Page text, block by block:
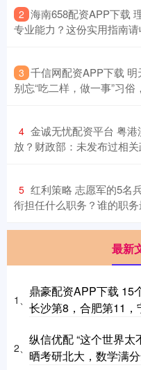
2 海南658配资APP下载
专业能力？这份实用指南
3 千信网配资APP下载 明
别忘“吃二样，做一事”习
4 金诚无忧配资平台 粤
放？财政部：未发布过相
5 红利策略 志愿军的5名
衔担任什么职务？谁的职
最新
1、
鼎豪配资APP下载 15
长沙第8，合肥第11
2、
纵信优配 “这个世界太
晒考研北大，数学满